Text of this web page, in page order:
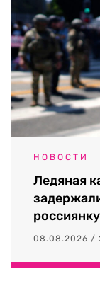
НОВОСТИ
Ледяная
россиянку
08.08.2026 /